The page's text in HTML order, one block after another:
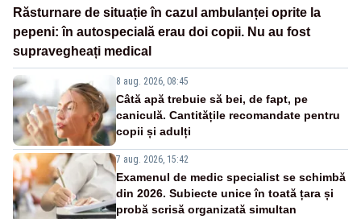
Răsturnare de situație în cazul ambulanței oprite la
pepeni: în autospecială erau doi copii. Nu au fost
supravegheați medical
8 aug. 2026, 08:45
Câtă apă trebuie să bei, de fapt, pe
caniculă. Cantitățile recomandate pentru
copii și adulți
7 aug. 2026, 15:42
Examenul de medic specialist se schimbă
din 2026. Subiecte unice în toată țara și
probă scrisă organizată simultan